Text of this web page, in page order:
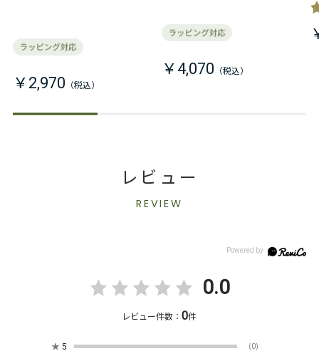
￥2,970
￥4,070
レビュー
REVIEW
0.0
レビュー件数：0件
★ 5 (0)